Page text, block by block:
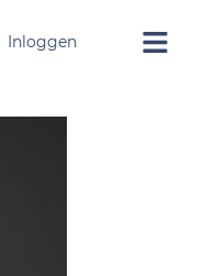
Inloggen